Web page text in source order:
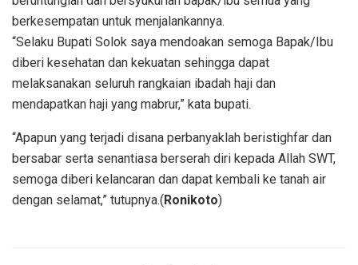
berkesempatan untuk menjalankannya.
“Selaku Bupati Solok saya mendoakan semoga Bapak/Ibu
diberi kesehatan dan kekuatan sehingga dapat
melaksanakan seluruh rangkaian ibadah haji dan
mendapatkan haji yang mabrur,” kata bupati.
“Apapun yang terjadi disana perbanyaklah beristighfar dan
bersabar serta senantiasa berserah diri kepada Allah SWT,
semoga diberi kelancaran dan dapat kembali ke tanah air
dengan selamat,” tutupnya.(Ronikoto)